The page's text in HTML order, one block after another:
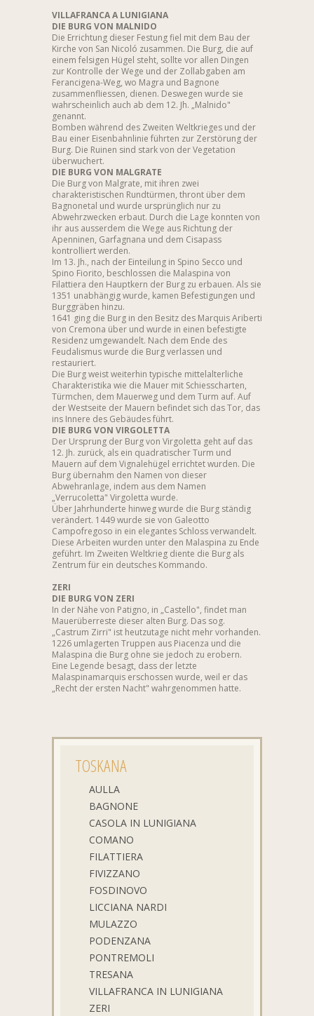
VILLAFRANCA A LUNIGIANA
DIE BURG VON MALNIDO
Die Errichtung dieser Festung fiel mit dem Bau der
Kirche von San Nicoló zusammen. Die Burg, die auf
einem felsigen Hügel steht, sollte vor allen Dingen
zur Kontrolle der Wege und der Zollabgaben am
Ferancigena-Weg, wo Magra und Bagnone
zusammenfliessen, dienen. Deswegen wurde sie
wahrscheinlich auch ab dem 12. Jh. „Malnido"
genannt.
Bomben während des Zweiten Weltkrieges und der
Bau einer Eisenbahnlinie führten zur Zerstörung der
Burg. Die Ruinen sind stark von der Vegetation
überwuchert.
DIE BURG VON MALGRATE
Die Burg von Malgrate, mit ihren zwei
charakteristischen Rundtürmen, thront über dem
Bagnonetal und wurde ursprünglich nur zu
Abwehrzwecken erbaut. Durch die Lage konnten von
ihr aus ausserdem die Wege aus Richtung der
Apenninen, Garfagnana und dem Cisapass
kontrolliert werden.
Im 13. Jh., nach der Einteilung in Spino Secco und
Spino Fiorito, beschlossen die Malaspina von
Filattiera den Hauptkern der Burg zu erbauen. Als sie
1351 unabhängig wurde, kamen Befestigungen und
Burggräben hinzu.
1641 ging die Burg in den Besitz des Marquis Ariberti
von Cremona über und wurde in einen befestigte
Residenz umgewandelt. Nach dem Ende des
Feudalismus wurde die Burg verlassen und
restauriert.
Die Burg weist weiterhin typische mittelalterliche
Charakteristika wie die Mauer mit Schiesscharten,
Türmchen, dem Mauerweg und dem Turm auf. Auf
der Westseite der Mauern befindet sich das Tor, das
ins Innere des Gebäudes führt.
DIE BURG VON VIRGOLETTA
Der Ursprung der Burg von Virgoletta geht auf das
12. Jh. zurück, als ein quadratischer Turm und
Mauern auf dem Vignalehügel errichtet wurden. Die
Burg übernahm den Namen von dieser
Abwehranlage, indem aus dem Namen
„Verrucoletta" Virgoletta wurde.
Über Jahrhunderte hinweg wurde die Burg ständig
verändert. 1449 wurde sie von Galeotto
Campofregoso in ein elegantes Schloss verwandelt.
Diese Arbeiten wurden unter den Malaspina zu Ende
geführt. Im Zweiten Weltkrieg diente die Burg als
Zentrum für ein deutsches Kommando.
ZERI
DIE BURG VON ZERI
In der Nähe von Patigno, in „Castello", findet man
Mauerüberreste dieser alten Burg. Das sog.
„Castrum Zirri" ist heutzutage nicht mehr vorhanden.
1226 umlagerten Truppen aus Piacenza und die
Malaspina die Burg ohne sie jedoch zu erobern.
Eine Legende besagt, dass der letzte
Malaspinamarquis erschossen wurde, weil er das
„Recht der ersten Nacht" wahrgenommen hatte.
TOSKANA
AULLA
BAGNONE
CASOLA IN LUNIGIANA
COMANO
FILATTIERA
FIVIZZANO
FOSDINOVO
LICCIANA NARDI
MULAZZO
PODENZANA
PONTREMOLI
TRESANA
VILLAFRANCA IN LUNIGIANA
ZERI